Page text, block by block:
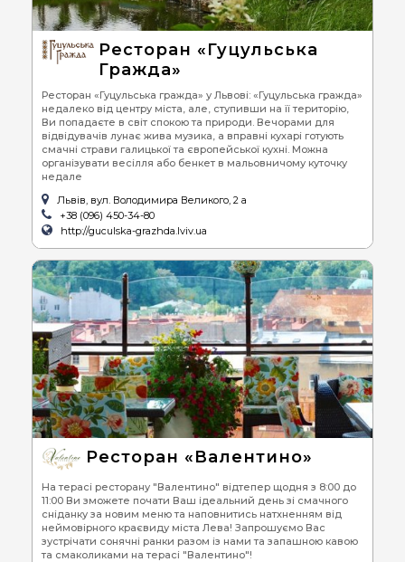
Ресторан «Гуцульська
Гражда»
Ресторан «Гуцульська гражда» у Львові: «Гуцульська гражда»
недалеко від центру міста, але, ступивши на її територію,
Ви попадаєте в світ спокою та природи. Вечорами для
відвідувачів лунає жива музика, а вправні кухарі готують
смачні страви галицької та європейської кухні. Можна
організувати весілля або бенкет в мальовничому куточку
недале
Львів, вул. Володимира Великого, 2 а
+38 (096) 450-34-80
http://guculska-grazhda.lviv.ua
Ресторан «Валентино»
На терасі ресторану "Валентино" відтепер щодня з 8:00 до
11:00 Ви зможете почати Ваш ідеальний день зі смачного
сніданку за новим меню та наповнитись натхненням від
неймовірного краєвиду міста Лева! Запрошуємо Вас
зустрічати сонячні ранки разом із нами та запашною кавою
та смаколиками на терасі "Валентино"!